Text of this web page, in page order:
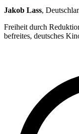
Jakob Lass,
Freiheit durch
befreites, deutsches